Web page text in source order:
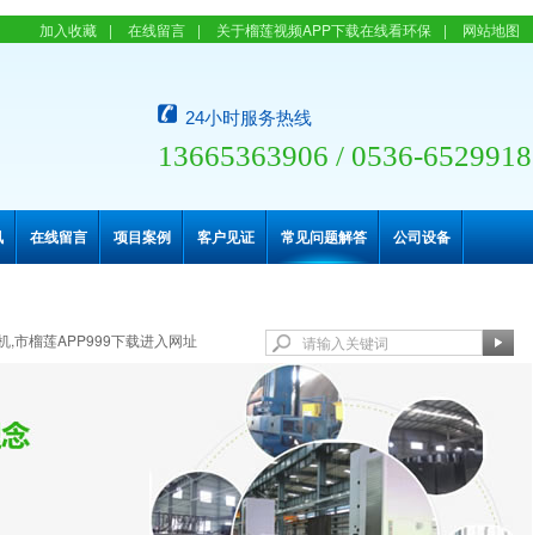
加入收藏 | 在线留言 | 关于榴莲视频APP下载在线看环保 | 网站地图
24小时服务热线
13665363906 / 0536-6529918
在线留言 项目案例 客户见证 常见问题解答 公司设备
,市榴莲APP999下载进入网址